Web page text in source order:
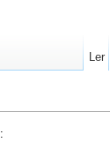
:
Ler